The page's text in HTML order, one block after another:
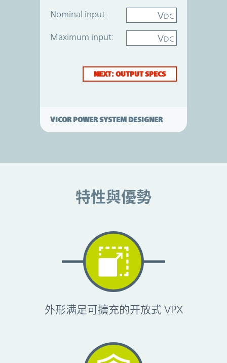
Nominal input: VDC
Maximum input: VDC
NEXT: OUTPUT SPECS
VICOR POWER SYSTEM DESIGNER
特性與優勢
外形满足可擴充的开放式 VPX